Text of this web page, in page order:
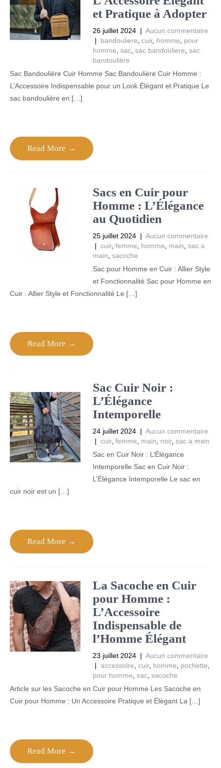
et Pratique à Adopter
26 juillet 2024 | Aucun commentaire
| bandouliere cuir, homme
pour
homme sac, sac bandouliere sac
bandoulière
Sac Bandoulière Cuir Homme Sac Bandoulière Cuir Homme :
L’Accessoire Indispensable pour un Look Élégant et Pratique Le
sac bandoulière en […]
Read More →
Sacs en Cuir pour
Homme : L’Élégance
au Quotidien
25 juillet 2024 | Aucun commentaire
| cuir, femme homme main sac a
main sacoche
Sac pour Homme en Cuir : Allier Style
et Fonctionnalité Sac pour Homme en
Cuir : Allier Style et Fonctionnalité Le […]
Read More →
Sac Cuir Noir :
L’Élégance
Intemporelle
24 juillet 2024 | Aucun commentaire
| cuir, femme main noir, sac a main
Sac en Cuir Noir : L’Élégance
Intemporelle Sac en Cuir Noir :
L’Élégance Intemporelle Le sac en
cuir noir est un […]
Read More →
La Sacoche en Cuir
pour Homme :
L’Accessoire
Indispensable de
l’Homme Élégant
23 juillet 2024 | Aucun commentaire
| accessoire cuir, homme pochette
pour homme sac, sacoche
Article sur les Sacoche en Cuir pour Homme Les Sacoche en
Cuir pour Homme : Un Accessoire Pratique et Élégant La […]
Read More →